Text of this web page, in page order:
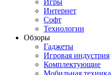
Игры
Интернет
Софт
Технологии
Обзоры
Гаджеты
Игровая индустрия
Комплектующие
Мобильная техника